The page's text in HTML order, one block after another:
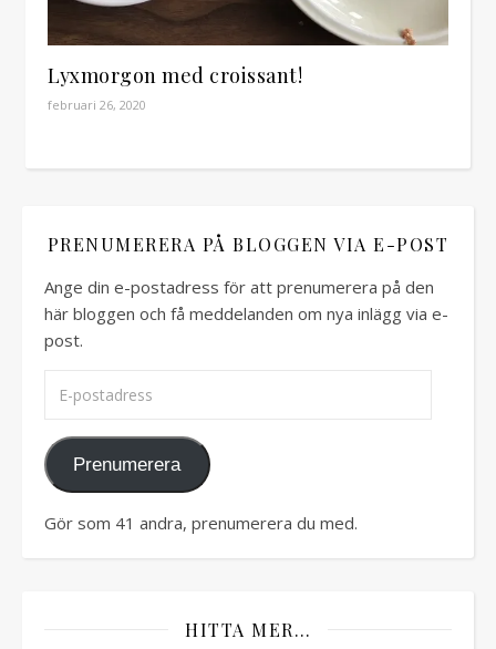
Lyxmorgon med croissant!
februari 26, 2020
PRENUMERERA PÅ BLOGGEN VIA E-POST
Ange din e-postadress för att prenumerera på den
här bloggen och få meddelanden om nya inlägg via e-
post.
Prenumerera
Gör som 41 andra, prenumerera du med.
HITTA MER…